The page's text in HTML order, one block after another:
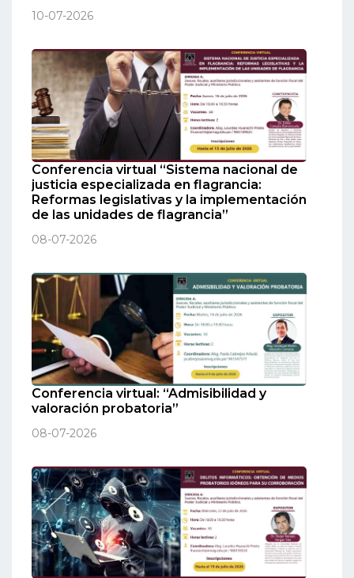
10-07-2026
Conferencia virtual “Sistema nacional de
justicia especializada en flagrancia:
Reformas legislativas y la implementación
de las unidades de flagrancia”
08-07-2026
Conferencia virtual: “Admisibilidad y
valoración probatoria”
08-07-2026